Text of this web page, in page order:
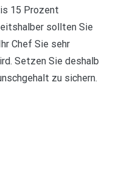
15 Prozent
sollten Sie
Chef Sie sehr
Setzen Sie deshalb
zu sichern.